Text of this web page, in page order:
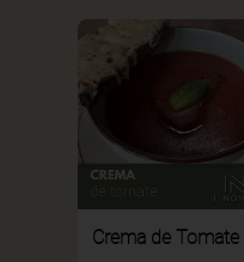
Crema de Tomate